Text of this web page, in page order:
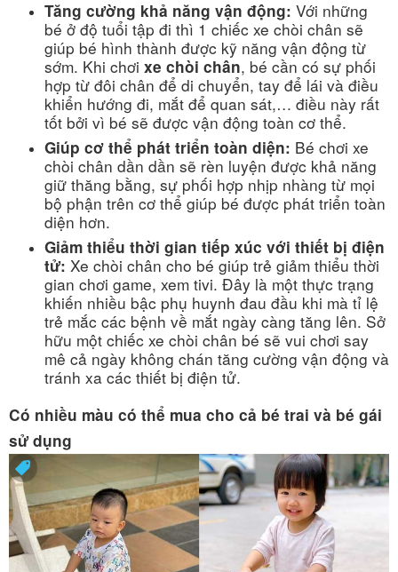
Tăng cường khả năng vận động: Với những
bé ở độ tuổi tập đi thì 1 chiếc xe chòi chân sẽ
giúp bé hình thành được kỹ năng vận động từ
sớm. Khi chơi xe chòi chân, bé cần có sự phối
hợp từ đôi chân để di chuyển, tay để lái và điều
khiển hướng đi, mắt để quan sát,… điều này rất
tốt bởi vì bé sẽ được vận động toàn cơ thể.
Giúp cơ thể phát triển toàn diện: Bé chơi xe
chòi chân dần dần sẽ rèn luyện được khả năng
giữ thăng bằng, sự phối hợp nhịp nhàng từ mọi
bộ phận trên cơ thể giúp bé được phát triển toàn
diện hơn.
Giảm thiểu thời gian tiếp xúc với thiết bị điện
tử: Xe chòi chân cho bé giúp trẻ giảm thiểu thời
gian chơi game, xem tivi. Đây là một thực trạng
khiến nhiều bậc phụ huynh đau đầu khi mà tỉ lệ
trẻ mắc các bệnh về mắt ngày càng tăng lên. Sở
hữu một chiếc xe chòi chân bé sẽ vui chơi say
mê cả ngày không chán tăng cường vận động và
tránh xa các thiết bị điện tử.
Có nhiều màu có thể mua cho cả bé trai và bé gái
sử dụng